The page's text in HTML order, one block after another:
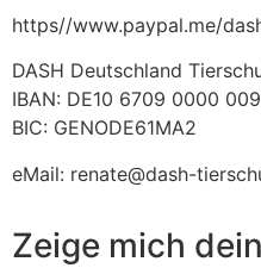
https//www.paypal.me/
DASH Deutschland
IBAN: DE10 6709 0000
BIC: GENODE61MA2
eMail: renate@dash-
Zeige mich